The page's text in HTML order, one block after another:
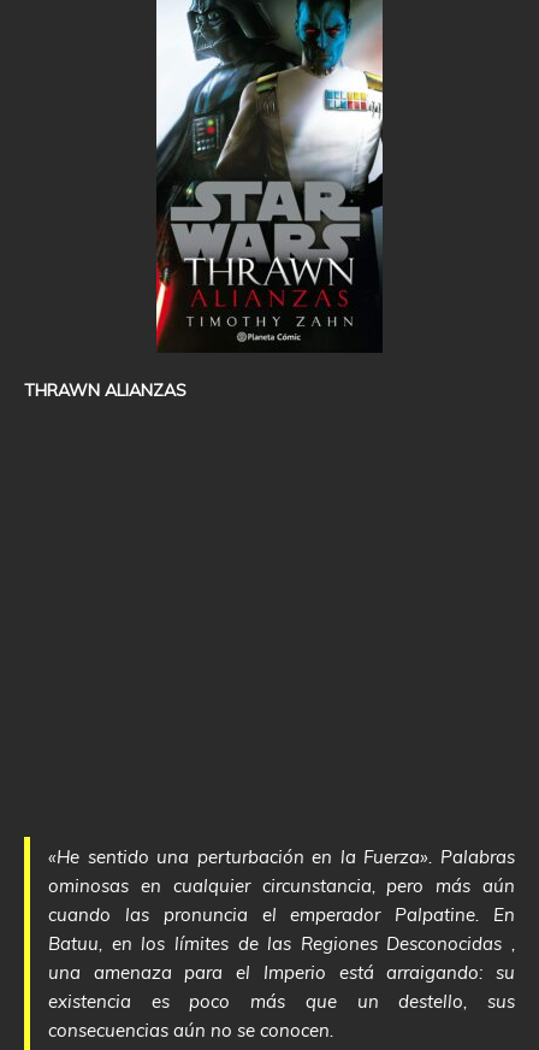
THRAWN ALIANZAS
«He sentido una perturbación en la Fuerza». Palabras
ominosas en cualquier circunstancia, pero más aún
cuando las pronuncia el emperador Palpatine. En
Batuu, en los límites de las Regiones Desconocidas ,
una amenaza para el Imperio está arraigando: su
existencia es poco más que un destello, sus
consecuencias aún no se conocen.